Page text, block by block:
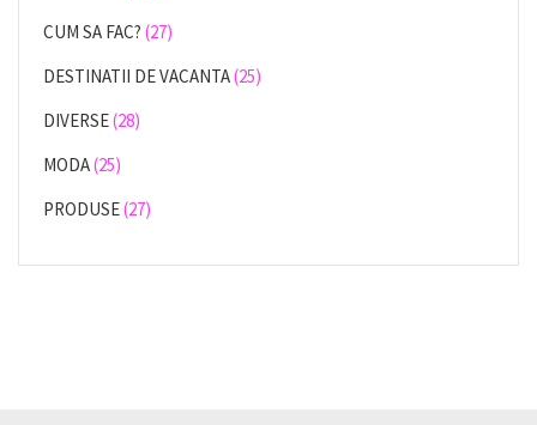
CUM SA FAC? (27)
DESTINATII DE VACANTA(25)
DIVERSE(28)
MODA(25)
PRODUSE(27)